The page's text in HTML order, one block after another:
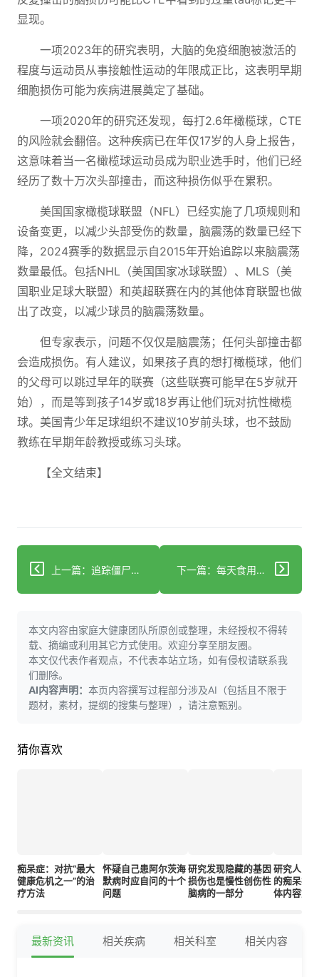
显现。
一项2023年的研究表明，大脑的免疫细胞被激活的
程度与运动员从事接触性运动的年限成正比，这表明早期
细胞损伤可能为疾病进展奠定了基础。
一项2020年的研究还发现，每打2.6年橄榄球，CTE
的风险就会翻倍。这种疾病已在年仅17岁的人身上报告，
这意味着当一名橄榄球运动员成为职业选手时，他们已经
经历了数十万次头部撞击，而这种损伤似乎在累积。
美国国家橄榄球联盟（NFL）已经实施了几项规则和
设备变更，以减少头部受伤的数量，脑震荡的数量已经下
降，2024赛季的数据显示自2015年开始追踪以来脑震荡
数量最低。包括NHL（美国国家冰球联盟）、MLS（美
国职业足球大联盟）和英超联赛在内的其他体育联盟也做
出了改变，以减少球员的脑震荡数量。
但专家表示，问题不仅仅是脑震荡；任何头部撞击都
会造成损伤。有人建议，如果孩子真的想打橄榄球，他们
的父母可以跳过早年的联赛（这些联赛可能早在5岁就开
始），而是等到孩子14岁或18岁再让他们玩对抗性橄榄
球。美国青少年足球组织不建议10岁前头球，也不鼓励
教练在早期年龄教授或练习头球。
【全文结束】
上一篇：追踪僵尸细胞：标记衰老细胞的新技术 下一篇：每天食用酸菜对身体的影响
本文内容由家庭大健康团队所原创或整理，未经授权不得转
载、摘编或利用其它方式使用。欢迎分享至朋友圈。
本文仅代表作者观点，不代表本站立场，如有侵权请联系我
们删除。
AI内容声明： 本页内容撰写过程部分涉及AI（包括且不限于
题材，素材，提纲的搜集与整理），请注意甄别。
猜你喜欢
痴呆症：对抗“最大
健康危机之一”的治
疗方法
怀疑自己患阿尔茨海
默病时应自问的十个
问题
研究发现隐藏的基因
损伤也是慢性创伤性
脑病的一部分
研究人员
的痴呆症
体内容如下
最新资讯 相关疾病 相关科室 相关内容